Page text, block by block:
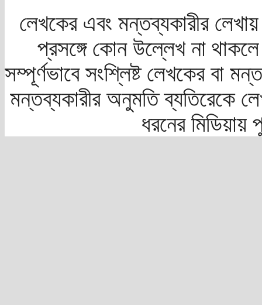
লেখকের এবং মন্তব্যকারীর
প্রসঙ্গে কোন উল্লেখ না
সম্পূর্ণভাবে সংশ্লিষ্ট লেখকের বা
মন্তব্যকারীর অনুমতি ব্যতিরেকে
ধরনের মিডিয়ায়